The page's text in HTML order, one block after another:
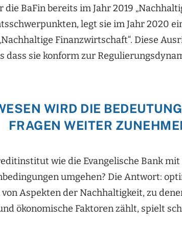
BaFin bereits im Jahr 2019
legt sie im Jahr 2020
Finanzwirtschaft“. Diese
sie konform zur
WIRD DIE
FRAGEN WEITER
wie die Evangelische Bank
umgehen? Die Antwort:
Aspekten der Nachhaltigkeit, zu
ökonomische Faktoren zählt, spielt